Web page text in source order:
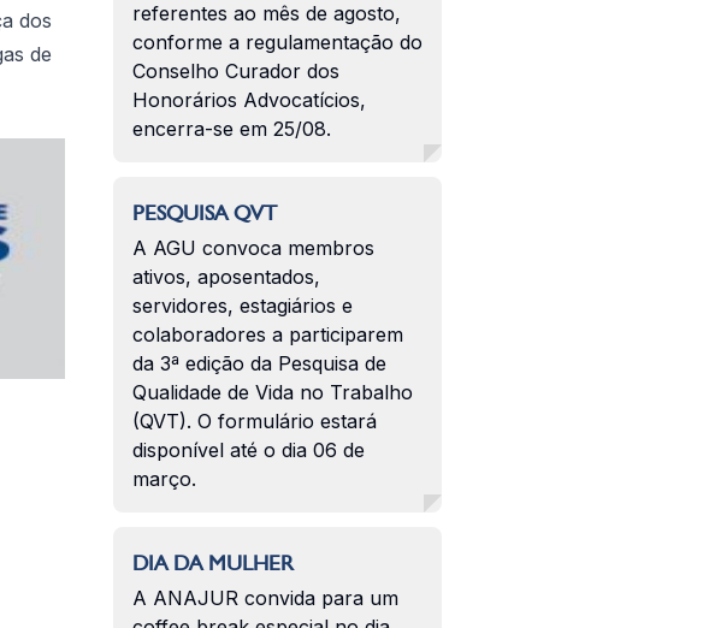
dos
de
referentes ao mês de agosto,
conforme a regulamentação do
Conselho Curador dos
Honorários Advocatícios,
encerra-se em 25/08.
PESQUISA QVT
A AGU convoca membros
ativos, aposentados,
servidores, estagiários e
colaboradores a participarem
da 3ª edição da Pesquisa de
Qualidade de Vida no Trabalho
(QVT). O formulário estará
disponível até o dia 06 de
março.
DIA DA MULHER
A ANAJUR convida para um